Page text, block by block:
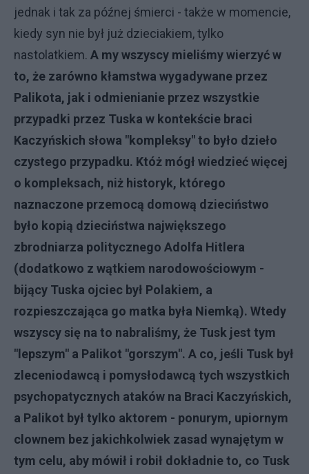
jednak i tak za późnej śmierci - także w momencie,
kiedy syn nie był już dzieciakiem, tylko
nastolatkiem. A my wszyscy mieliśmy wierzyć w
to, że zarówno kłamstwa wygadywane przez
Palikota, jak i odmienianie przez wszystkie
przypadki przez Tuska w kontekście braci
Kaczyńskich słowa "kompleksy" to było dzieło
czystego przypadku. Któż mógł wiedzieć więcej
o kompleksach, niż historyk, którego
naznaczone przemocą domową dzieciństwo
było kopią dzieciństwa największego
zbrodniarza politycznego Adolfa Hitlera
(dodatkowo z wątkiem narodowościowym -
bijący Tuska ojciec był Polakiem, a
rozpieszczająca go matka była Niemką). Wtedy
wszyscy się na to nabraliśmy, że Tusk jest tym
"lepszym" a Palikot "gorszym". A co, jeśli Tusk był
zleceniodawcą i pomysłodawcą tych wszystkich
psychopatycznych ataków na Braci Kaczyńskich,
a Palikot był tylko aktorem - ponurym, upiornym
clownem bez jakichkolwiek zasad wynajętym w
tym celu, aby mówił i robił dokładnie to, co Tusk